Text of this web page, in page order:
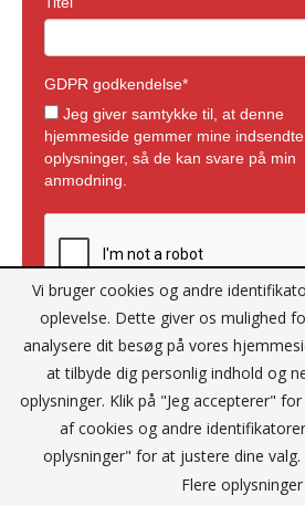
Vi bruger cookies og andre
oplevelse. Dette giver os mulighed
analysere dit besøg på vores
at tilbyde dig personlig indhold og
oplysninger. Klik på "Jeg accepterer"
af cookies og andre
oplysninger" for at justere dine valg.
Flere